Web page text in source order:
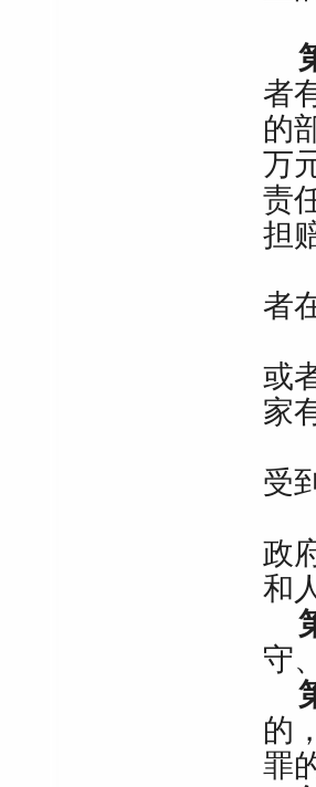
者
的
万
责
担
者
或
家
受
政
和
守
的
罪